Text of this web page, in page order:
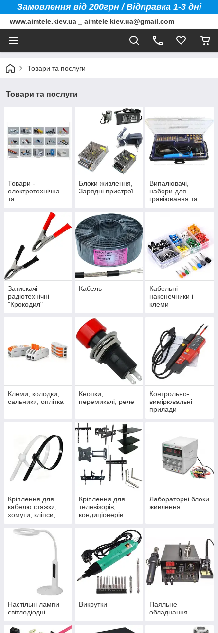
Замовлення від 200грн / Відправка 1-3 дні
www.aimtele.kiev.ua _ aimtele.kiev.ua@gmail.com
Товари та послуги
Товари та послуги
Товари -
електротехнічна
та
Блоки живлення,
Зарядні пристрої
Випалювачі,
набори для
гравіювання та
Затискачі
радіотехнічні
"Крокодил"
Кабель
Кабельні
наконечники і
клеми
Клеми, колодки,
сальники, оплітка
Кнопки,
перемикачі, реле
Контрольно-
вимірювальні
прилади
Кріплення для
кабелю стяжки,
хомути, кліпси,
Кріплення для
телевізорів,
кондиціонерів
Лабораторні блоки
живлення
Настільні лампи
світлодіодні
Викрутки
Паяльне
обладнання